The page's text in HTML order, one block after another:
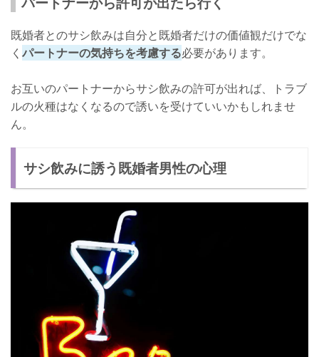
既婚者とのサシ飲みは自分と既婚者だけの価値観だけでな
く パートナーの気持ちを考慮する必要があります。
お互いのパートナーからサシ飲みの許可が出れば、トラブ
ルの火種はなくなるので誘いを受けていいかもしれませ
ん。
サシ飲みに誘う既婚者男性の心理